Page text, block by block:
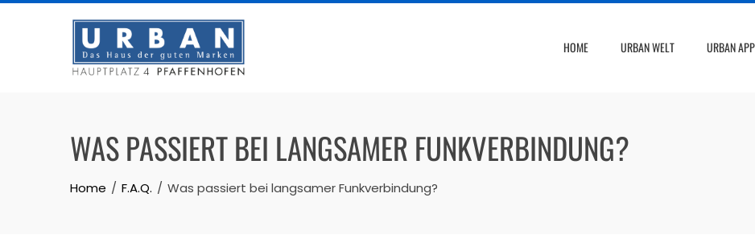
Skip
HOME URBAN WELT URBAN APP
WAS PASSIERT BEI LANGSAMER FUNKVERBINDUNG?
Home F.A.Q. Was passiert bei langsamer Funkverbindung?